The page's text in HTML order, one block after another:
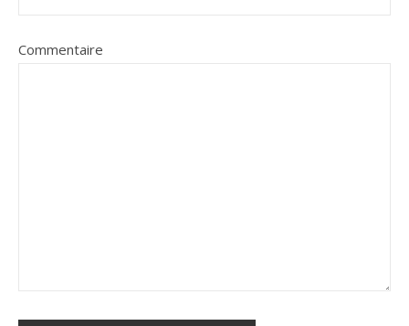
Commentaire